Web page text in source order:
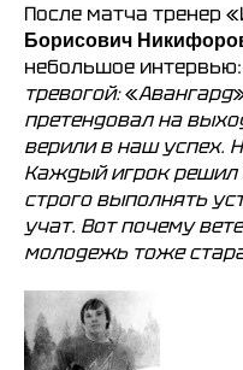
После матча тренер
Борисович
небольшое
тревогой:«Авангард
претендовал на
верили в наш успех.
Каждый игрок решил
строго выполнять
учат. Вот почему
молодежь тоже
Политика
Согласие на обработку
Публичная оферта
ООО «ХК «Ижсталь»
ОГРН 1261800004751, ИНН
г. Ижевск, ул. Свободы, д. 82а
8 (3412) 572062 (доб. 1)
izhstal@mail.ru